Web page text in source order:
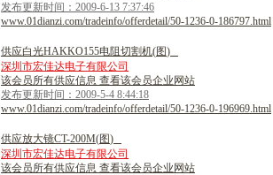
发布更新时间：2009-6-13 7:37:46
www.01dianzi.com/tradeinfo/offerdetail/50-1236-0-186797.html
供应白光HAKKO155电阻 切割机(图)
深圳市宏佳达电子有限公司
该会员所有供应信息 查看该会员企业网站
发布更新时间：2009-5-4 8:44:18
www.01dianzi.com/tradeinfo/offerdetail/50-1236-0-196969.html
供应放大镜CT-200M(图)
深圳市宏佳达电子有限公司
该会员所有供应信息 查看该会员企业网站